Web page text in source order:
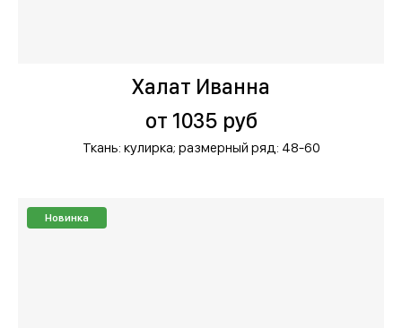
Халат Иванна
от 1035 руб
Ткань: кулирка; размерный ряд: 48-60
Новинка